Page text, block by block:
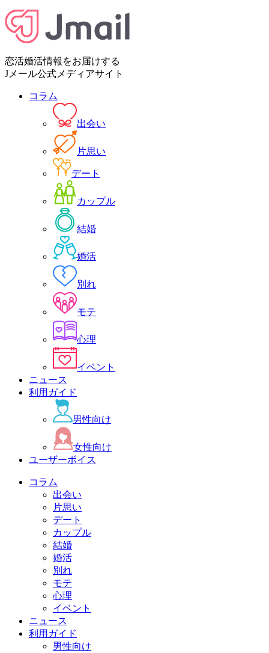
恋活婚活情報をお届けする
Jメール公式メディアサイト
コラム
出会い
片思い
デート
カップル
結婚
婚活
別れ
モテ
心理
イベント
ニュース
利用ガイド
男性向け
女性向け
ユーザーボイス
コラム
出会い
片思い
デート
カップル
結婚
婚活
別れ
モテ
心理
イベント
ニュース
利用ガイド
男性向け